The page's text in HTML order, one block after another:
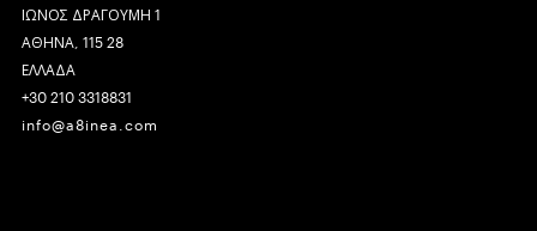
ΙΩΝΟΣ ΔΡΑΓΟΥΜΗ 1
ΑΘΗΝΑ, 115 28
ΕΛΛΑΔΑ
+30 210 3318831
info@a8inea.com